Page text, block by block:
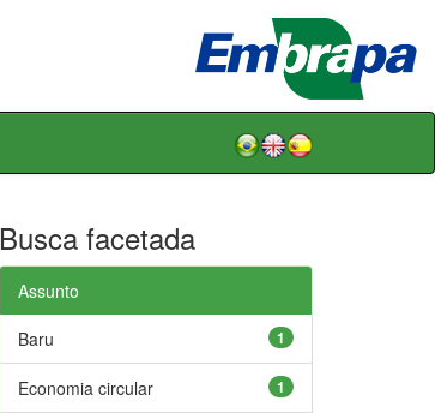
Busca facetada
Assunto
1
Baru
1
Economia circular